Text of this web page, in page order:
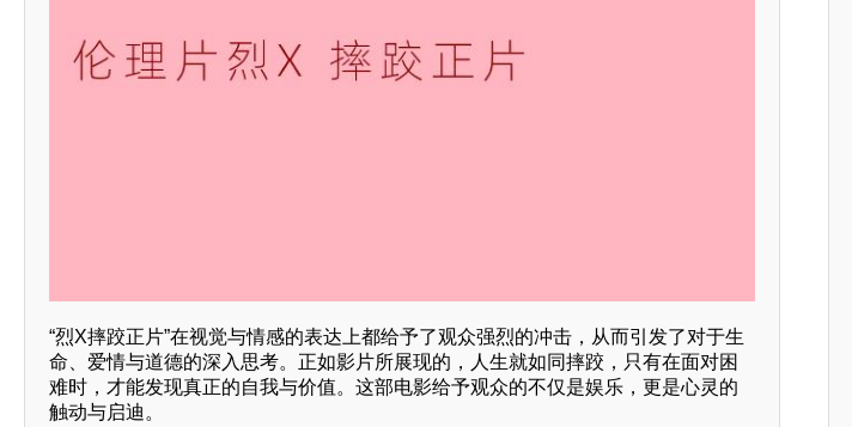
“烈X摔跤正片”在视觉与情感的表达上都给予了观众强烈的冲击，从而引发了对于生
命、爱情与道德的深入思考。正如影片所展现的，人生就如同摔跤，只有在面对困
难时，才能发现真正的自我与价值。这部电影给予观众的不仅是娱乐，更是心灵的
触动与启迪。